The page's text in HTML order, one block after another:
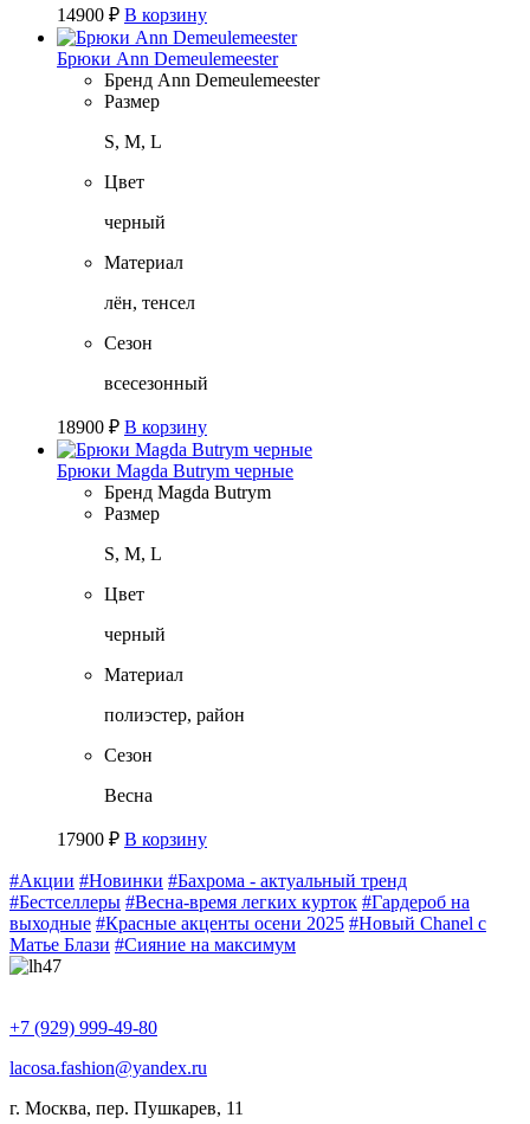
14900 ₽ В корзину
Брюки Ann Demeulemeester
Бренд Ann Demeulemeester
Размер
S, M, L
Цвет
черный
Материал
лён, тенсел
Сезон
всесезонный
18900 ₽ В корзину
Брюки Magda Butrym черные
Бренд Magda Butrym
Размер
S, M, L
Цвет
черный
Материал
полиэстер, район
Сезон
Весна
17900 ₽ В корзину
#Акции #Новинки #Бахрома - актуальный тренд
#Бестселлеры #Весна-время легких курток #Гардероб на
выходные #Красные акценты осени 2025 #Новый Chanel с
Матье Блази #Сияние на максимум
+7 (929) 999-49-80
lacosa.fashion@yandex.ru
г. Москва, пер. Пушкарев, 11